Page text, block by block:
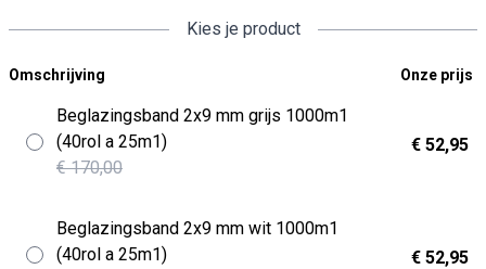
Kies je product
Omschrijving Onze prijs
Beglazingsband 2x9 mm grijs 1000m1
(40rol a 25m1)
€ 170,00
€ 52,95
Beglazingsband 2x9 mm wit 1000m1
(40rol a 25m1)
€ 52,95